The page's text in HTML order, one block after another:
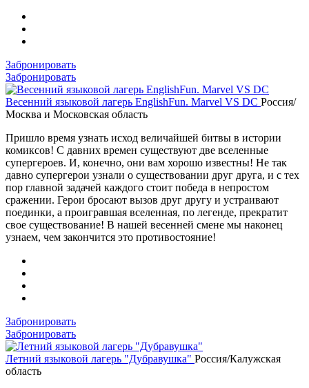
Забронировать
Забронировать
Весенний языковой лагерь EnglishFun. Marvel VS DC Россия/
Москва и Московская область
Пришло время узнать исход величайшей битвы в истории
комиксов! С давних времен существуют две вселенные
супергероев. И, конечно, они вам хорошо известны! Не так
давно супергерои узнали о существовании друг друга, и с тех
пор главной задачей каждого стоит победа в непростом
сражении. Герои бросают вызов друг другу и устраивают
поединки, а проигравшая вселенная, по легенде, прекратит
свое существование! В нашей весенней смене мы наконец
узнаем, чем закончится это противостояние!
Забронировать
Забронировать
Летний языковой лагерь "Дубравушка" Россия/Калужская
область